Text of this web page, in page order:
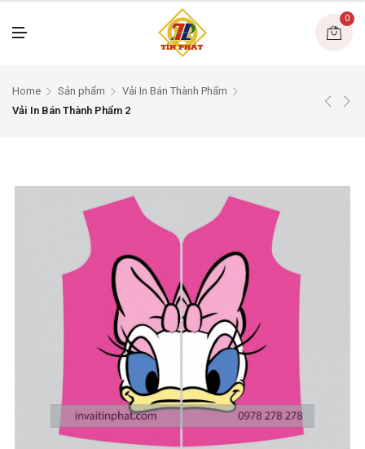
0
Home Sản phẩm
Vải In Bán Thành Phẩm
Vải In Bán Thành Phẩm 2